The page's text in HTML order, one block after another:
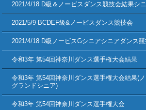
2021/4/18 D級＆ノービスダンス競技会結果シ
2021/5/9 BCDEF級&ノービスダンス競技会
2021/4/18 D級ノービスGシニアシニアダンス競
令和3年 第54回神奈川ダンス選手権大会結果
令和3年 第54回神奈川ダンス選手権大会結果(
グランドシニア)
令和3年 第54回神奈川ダンス選手権大会